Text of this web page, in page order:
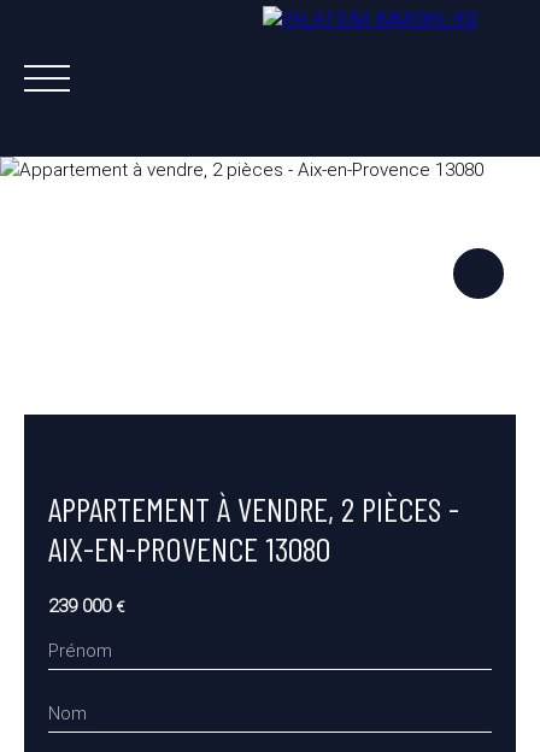
APPARTEMENT À VENDRE, 2 PIÈCES -
AIX-EN-PROVENCE 13080
239 000 €
Prénom
Nom